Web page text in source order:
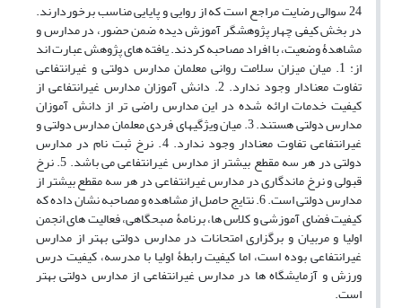
24 سوالی رضایت مراجع است که از روایی و پایایی مناسب برخوردارند.
در بخش کیفی چهار پژوهشگر آموزش دیده ضمن حضور، در مدارس و
مشاهدۀ وضعیت، با افراد مصاحبه کردند. یافته های پژوهش عبارت اند
از: 1. میان میزان سلامت روانی معلمان مدارس دولتی و غیرانتفاعی
تفاوت معنادار وجود ندارد. 2. دانش آموزان مدارس غیرانتفاعی از
کیفیت خدمات ارائه شده در این مدارس راضی تر از دانش آموزان
مدارس دولتی هستند. 3. میان ویژگیهای فردی معلمان مدارس دولتی و
غیرانتفاعی تفاوت معنادار وجود ندارد. 4. نرخ ثبت نام در مدارس
دولتی در هر سه مقطع بیشتر از مدارس غیرانتفاعی می باشد. 5. نرخ
قبولی و نرخ ماندگاری در مدارس غیرانتفاعی در هر سه مقطع بیشتر از
مدارس دولتی است. 6. نتایج حاصل از مشاهده و مصاحبه نشان داده که
کیفیت فضای آموزشی و کلاس ها، برنامۀ صبحگاهی، فعالیت های انجمن
اولیا و مربیان و برگزاری امتحانات در مدارس دولتی بهتر از مدارس
غیرانتفاعی بوده است، اما کیفیت رابطۀ اولیا با مدرسه، کیفیت درس
ورزش و آزمایشگاه ها در مدارس غیرانتفاعی از مدارس دولتی بهتر
است.